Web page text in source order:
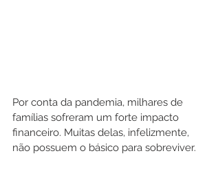
Por conta da pandemia, milhares de
famílias sofreram um forte impacto
financeiro. Muitas delas, infelizmente,
não possuem o básico para sobreviver.